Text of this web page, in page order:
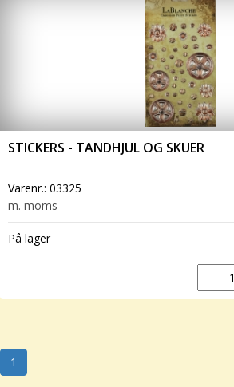
STICKERS - TANDHJUL OG SKUER
Varenr.: 03325
m. moms
På lager
1